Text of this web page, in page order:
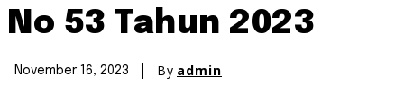
No 53 Tahun 2023
November 16, 2023 By admin